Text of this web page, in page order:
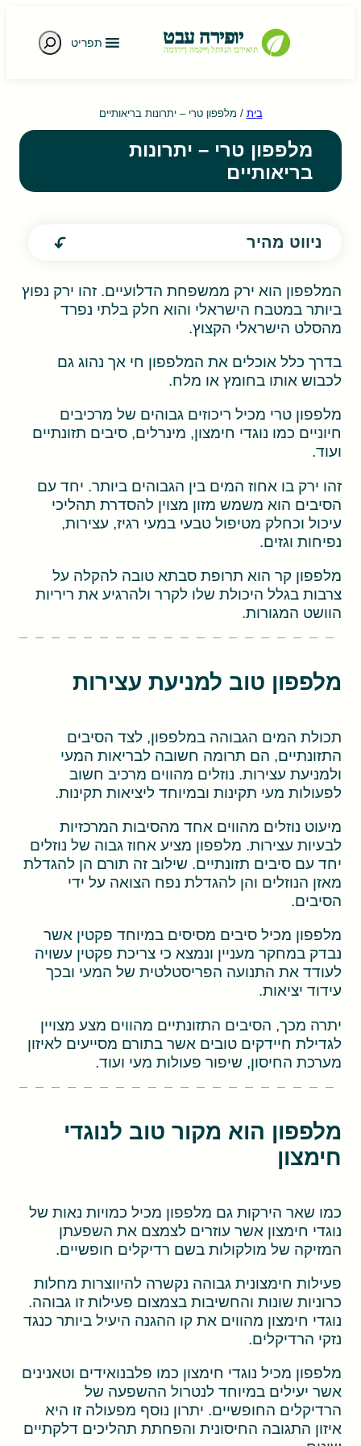
תפריט
חיפוש
בית / מלפפון טרי – יתרונות בריאותיים
מלפפון טרי – יתרונות
בריאותיים
ניווט מהיר
המלפפון הוא ירק ממשפחת הדלועיים. זהו ירק נפוץ
ביותר במטבח הישראלי והוא חלק בלתי נפרד
מהסלט הישראלי הקצוץ.
בדרך כלל אוכלים את המלפפון חי אך נהוג גם
לכבוש אותו בחומץ או מלח.
מלפפון טרי מכיל ריכוזים גבוהים של מרכיבים
חיוניים כמו נוגדי חימצון, מינרלים, סיבים תזונתיים
ועוד.
זהו ירק בו אחוז המים בין הגבוהים ביותר. יחד עם
הסיבים הוא משמש מזון מצוין להסדרת תהליכי
עיכול וכחלק מטיפול טבעי במעי רגיז, עצירות,
נפיחות וגזים.
מלפפון קר הוא תרופת סבתא טובה להקלה על
צרבות בגלל היכולת שלו לקרר ולהרגיע את ריריות
הוושט המגורות.
מלפפון טוב למניעת עצירות
תכולת המים הגבוהה במלפפון, לצד הסיבים
התזונתיים, הם תרומה חשובה לבריאות המעי
ולמניעת עצירות. נוזלים מהווים מרכיב חשוב
לפעולות מעי תקינות ובמיוחד ליציאות תקינות.
מיעוט נוזלים מהווים אחד מהסיבות המרכזיות
לבעיות עצירות. מלפפון מציע אחוז גבוה של נוזלים
יחד עם סיבים תזונתיים. שילוב זה תורם הן להגדלת
מאזן הנוזלים והן להגדלת נפח הצואה על ידי
הסיבים.
מלפפון מכיל סיבים מסיסים במיוחד פקטין אשר
נבדק במחקר מעניין ונמצא כי צריכת פקטין עשויה
לעודד את התנועה הפריסטלטית של המעי ובכך
עידוד יציאות.
יתרה מכך, הסיבים התזונתיים מהווים מצע מצויין
לגדילת חיידקים טובים אשר בתורם מסייעים לאיזון
מערכת החיסון, שיפור פעולות מעי ועוד.
מלפפון הוא מקור טוב לנוגדי
חימצון
כמו שאר הירקות גם מלפפון מכיל כמויות נאות של
נוגדי חימצון אשר עוזרים לצמצם את השפעתן
המזיקה של מולקולות בשם רדיקלים חופשיים.
פעילות חימצונית גבוהה נקשרה להיווצרות מחלות
כרוניות שונות והחשיבות בצמצום פעילות זו גבוהה.
נוגדי חימצון מהווים את קו ההגנה היעיל ביותר כנגד
נזקי הרדיקלים.
מלפפון מכיל נוגדי חימצון כמו פלבנואידים וטאנינים
אשר יעילים במיוחד לנטרול ההשפעה של
הרדיקלים החופשיים. יתרון נוסף מפעולה זו היא
איזון התגובה החיסונית והפחתת תהליכים דלקתיים